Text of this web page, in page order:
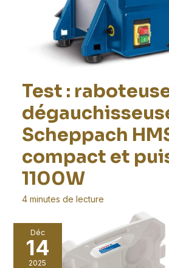
Test :
Scheppach
compact et
1100W
4 minutes de lecture
Dans le domaine du bricolage,
efficaces et polyvalents est
Déc
14
2025